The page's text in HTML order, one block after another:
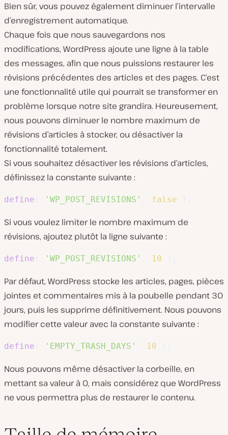
Bien sûr, vous pouvez également diminuer l’intervalle
d’enregistrement automatique.
Chaque fois que nous sauvegardons nos
modifications, WordPress ajoute une ligne à la table
des messages, afin que nous puissions restaurer les
révisions précédentes des articles et des pages. C’est
une fonctionnalité utile qui pourrait se transformer en
problème lorsque notre site grandira. Heureusement,
nous pouvons diminuer le nombre maximum de
révisions d’articles à stocker, ou désactiver la
fonctionnalité totalement.
Si vous souhaitez désactiver les révisions d’articles,
définissez la constante suivante :
define 'WP_POST_REVISIONS' false
Si vous voulez limiter le nombre maximum de
révisions, ajoutez plutôt la ligne suivante :
define 'WP_POST_REVISIONS' 10
Par défaut, WordPress stocke les articles, pages, pièces
jointes et commentaires mis à la poubelle pendant 30
jours, puis les supprime définitivement. Nous pouvons
modifier cette valeur avec la constante suivante :
define 'EMPTY_TRASH_DAYS' 10
Nous pouvons même désactiver la corbeille, en
mettant sa valeur à 0, mais considérez que WordPress
ne vous permettra plus de restaurer le contenu.